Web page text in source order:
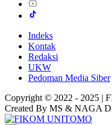
Indeks
Kontak
Redaksi
UKW
Pedoman Media Siber
Copyright © 2022 - 2025 |
Created By MS & NAGA